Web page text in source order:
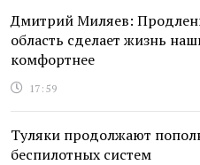
Дмитрий Миляев:
область сделает жизнь
комфортнее
17:59
Туляки продолжают
беспилотных систем